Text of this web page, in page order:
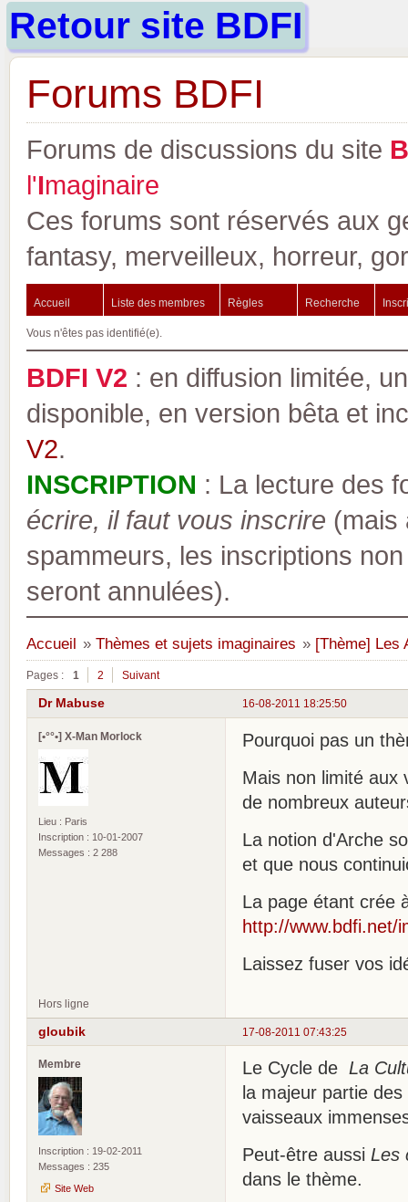
Retour site BDFI
Forums BDFI
Forums de discussions du site B
l'Imaginaire
Ces forums sont réservés aux
fantasy, merveilleux, horreur,
Accueil Liste des membres Règles Recherche
Vous n'êtes pas identifié(e).
BDFI V2 : en diffusion limitée,
disponible, en version bêta et
V2.
INSCRIPTION : La lecture des
écrire, il faut vous inscrire (mais
spammeurs, les inscriptions
seront annulées).
Accueil » Thèmes et sujets imaginaires » [Thème] Les
Pages : 1 2 Suivant
16-08-2011 18:25:50
Dr Mabuse
[•°°•] X-Man Morlock
Lieu : Paris
Inscription : 10-01-2007
Messages : 2 288
Pourquoi pas un
Mais non limité aux
de nombreux
La notion d'Arche
et que nous
La page étant crée
http://www.bdfi.net/
Laissez fuser vos
Hors ligne
17-08-2011 07:43:25
gloubik
Membre
Inscription : 19-02-2011
Messages : 235
Site Web
Le Cycle de La
la majeur partie
vaisseaux
Peut-être aussi Les
dans le thème.